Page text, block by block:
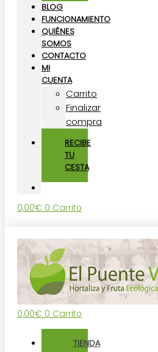
BLOG
FUNCIONAMIENTO
QUIÉNES
SOMOS
CONTACTO
MI
CUENTA
Carrito
Finalizar
compra
RECIBE
TU
CESTA
0,00€ 0 Carrito
0,00€ 0 Carrito
TIENDA